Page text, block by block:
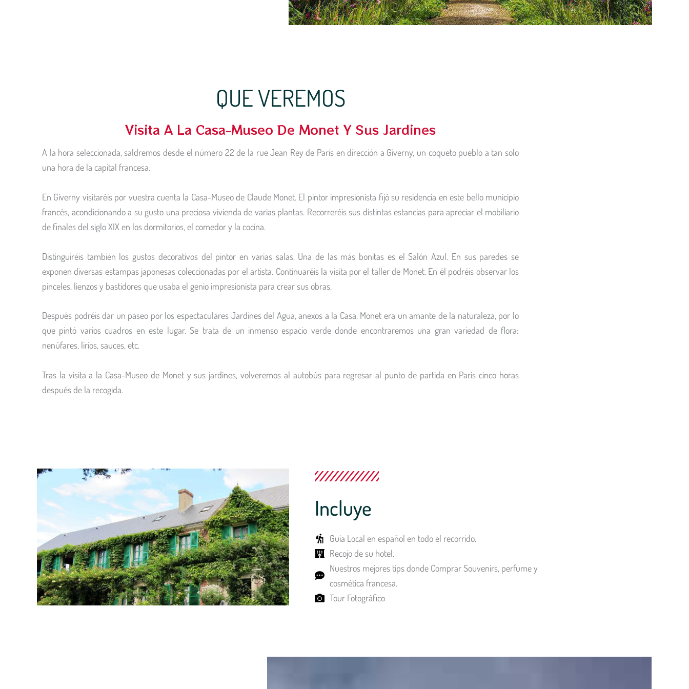
QUE VEREMOS
Visita A La Casa-Museo De Monet Y Sus Jardines
A la hora seleccionada, saldremos desde el número 22 de la rue Jean Rey de París en dirección a Giverny, un coqueto pueblo a tan solo
una hora de la capital francesa.
En Giverny visitaréis por vuestra cuenta la Casa-Museo de Claude Monet. El pintor impresionista fijó su residencia en este bello municipio
francés, acondicionando a su gusto una preciosa vivienda de varias plantas. Recorreréis sus distintas estancias para apreciar el mobiliario
de finales del siglo XIX en los dormitorios, el comedor y la cocina.
Distinguiréis también los gustos decorativos del pintor en varias salas. Una de las más bonitas es el Salón Azul. En sus paredes se
exponen diversas estampas japonesas coleccionadas por el artista. Continuaréis la visita por el taller de Monet. En él podréis observar los
pinceles, lienzos y bastidores que usaba el genio impresionista para crear sus obras.
Después podréis dar un paseo por los espectaculares Jardines del Agua, anexos a la Casa. Monet era un amante de la naturaleza, por lo
que pintó varios cuadros en este lugar. Se trata de un inmenso espacio verde donde encontraremos una gran variedad de flora:
nenúfares, lirios, sauces, etc.
Tras la visita a la Casa-Museo de Monet y sus jardines, volveremos al autobús para regresar al punto de partida en París cinco horas
después de la recogida.
Incluye
Guía Local en español en todo el recorrido.
Recojo de su hotel.
Nuestros mejores tips donde Comprar Souvenirs, perfume y
cosmética francesa.
Tour Fotográfico